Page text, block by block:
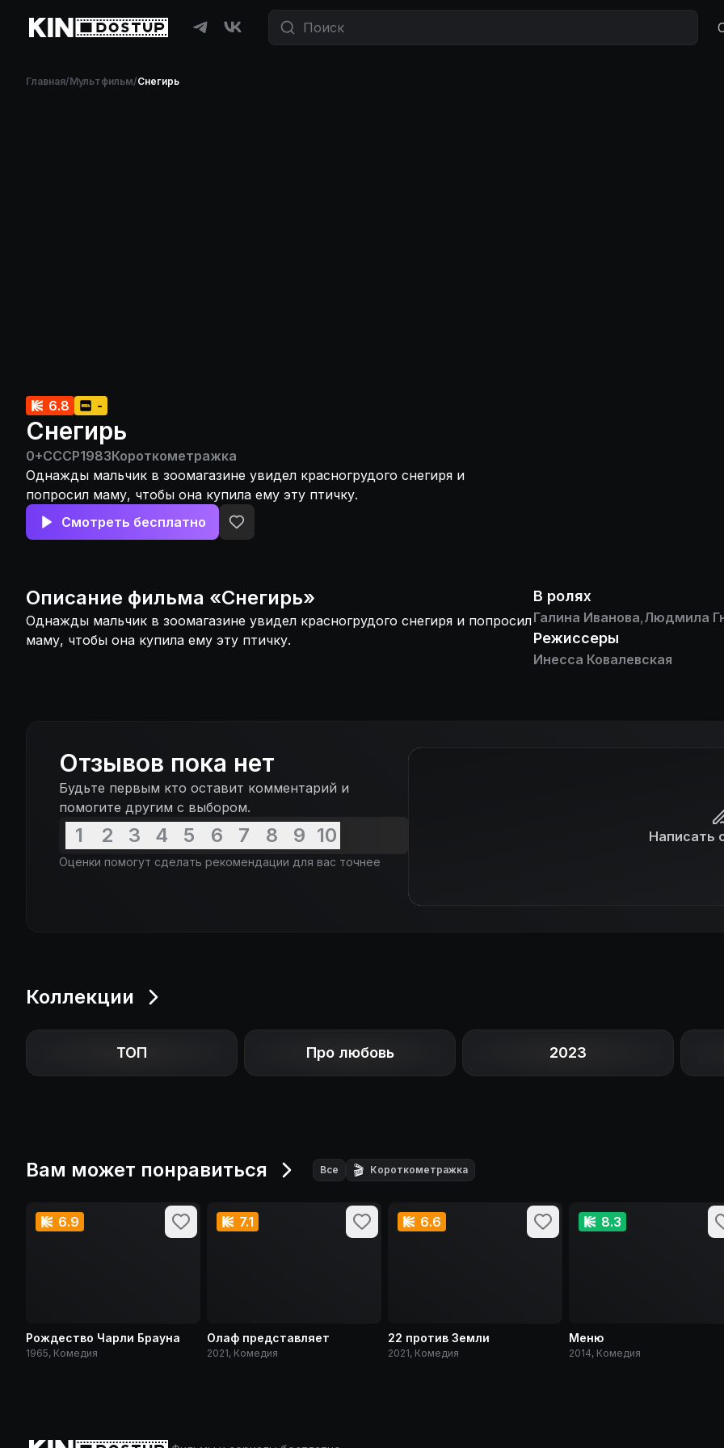
Главная/Мультфильм/Снегирь
6.8 -
Снегирь
0+СССР1983Короткометражка
Однажды мальчик в зоомагазине увидел красногрудого снегиря и
попросил маму, чтобы она купила ему эту птичку.
Смотреть бесплатно
Описание фильма «Снегирь»
Однажды мальчик в зоомагазине увидел красногрудого снегиря и попросил
маму, чтобы она купила ему эту птичку.
В ролях
Галина Иванова,Людмила
Режиссеры
Инесса Ковалевская
Отзывов пока нет
Будьте первым кто оставит комментарий и
помогите другим с выбором.
1 2 3 4 5 6 7 8 9 10
Оценки помогут сделать рекомендации для вас точнее
Написать
Коллекции
ТОП Про любовь 2023
Вам может понравиться Все 🎬 Короткометражка
6.9
Рождество Чарли Брауна
1965, Комедия
7.1
Олаф представляет
2021, Комедия
6.6
22 против Земли
2021, Комедия
8.3
Меню
2014, Комедия